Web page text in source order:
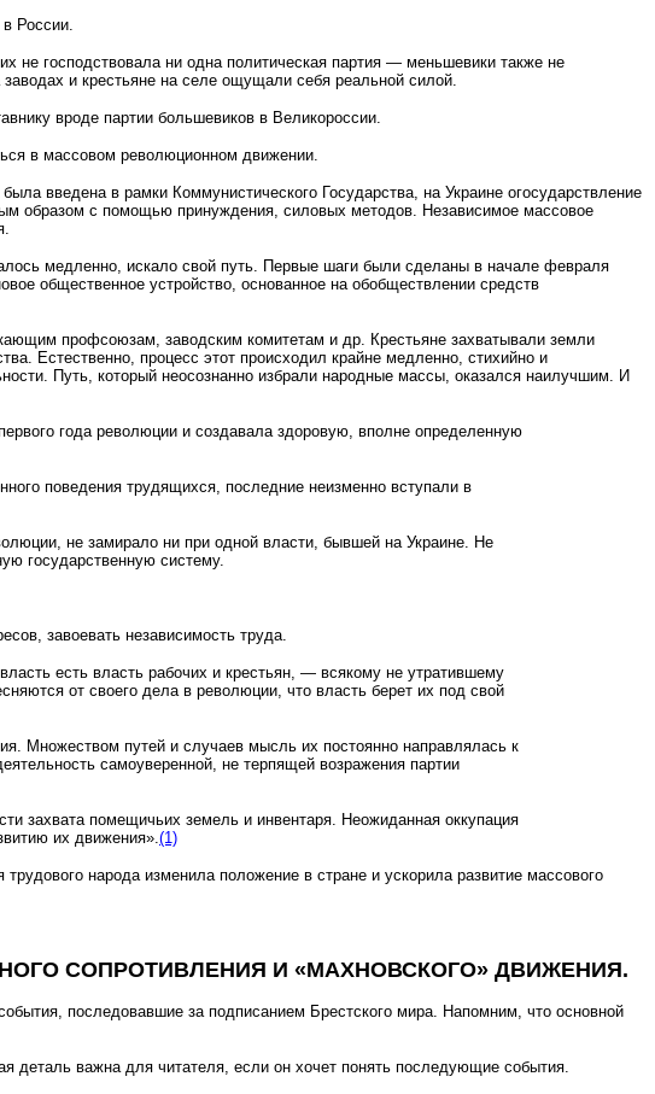
России.
не господствовала ни одна политическая партия — меньшевики также не
и крестьяне на селе ощущали себя реальной силой.
вроде партии большевиков в Великороссии.
в массовом революционном движении.
введена в рамки Коммунистического Государства, на Украине огосудар­ствление
образом с помощью принуждения, силовых методов. Независимое массовое
медленно, искало свой путь. Первые шаги были сделаны в начале февраля
общественное устройство, основанное на обобществлении средств
профсоюзам, заводским комитетам и др. Крестьяне захватывали земли
Естественно, процесс этот происходил крайне медленно, стихийно и
Путь, который неосознан­но избрали народные массы, оказался наилучшим. И
года революции и создавала здоровую, вполне определенную
поведения трудящихся, последние неизменно вступали в
не замирало ни при одной власти, бывшей на Украине. Не
государственную систему.
завоевать независимость труда.
есть власть рабочих и крестьян, — всякому не утратившему
от своего дела в революции, что власть берет их под свой
Множеством путей и случаев мысль их постоянно направлялась к
самоуверенной, не терпящей возражения партии
захвата помещичьих земель и инвентаря. Неожиданная оккупация
их движения».(1)
народа изменила положение в стране и ускорила развитие массового
СОПРОТИВЛЕНИЯ И «МАХНОВСКОГО» ДВИЖЕНИЯ.
последовавшие за подписанием Брестского мира. Напомним, что основной
деталь важна для читателя, если он хочет понять последующие события.